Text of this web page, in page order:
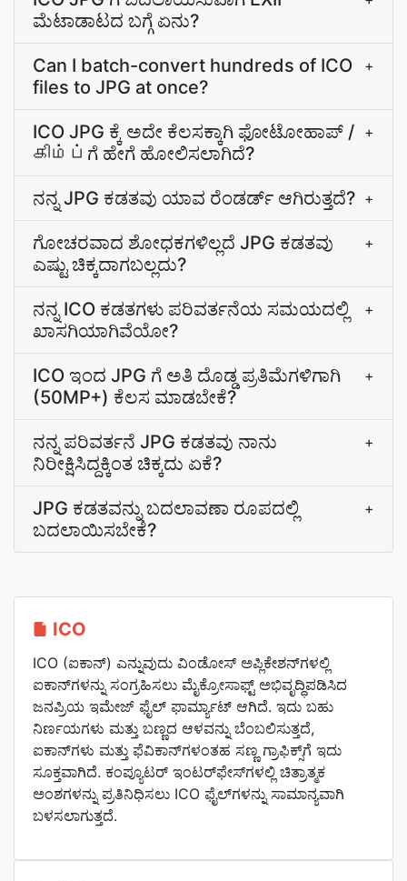
ಮೆಟಾಡಾಟದ ಬಗ್ಗೆ ಏನು?
Can I batch-convert hundreds of ICO
files to JPG at once?
+
ICO JPG ಕ್ಕೆ ಅದೇ ಕೆಲಸಕ್ಕಾಗಿ ಫೋಟೋಹಾಪ್‌ /
கிம்ப்‌ಗೆ ಹೇಗೆ ಹೋಲಿಸಲಾಗಿದೆ?
+
ನನ್ನ JPG ಕಡತವು ಯಾವ ರೆಂಡರ್ಡ್ ಆಗಿರುತ್ತದೆ? +
ಗೋಚರವಾದ ಶೋಧಕಗಳಿಲ್ಲದೆ JPG ಕಡತವು
ಎಷ್ಟು ಚಿಕ್ಕದಾಗಬಲ್ಲದು?
+
ನನ್ನ ICO ಕಡತಗಳು ಪರಿವರ್ತನೆಯ ಸಮಯದಲ್ಲಿ
ಖಾಸಗಿಯಾಗಿವೆಯೋ?
+
ICO ಇಂದ JPG ಗೆ ಅತಿ ದೊಡ್ಡ ಪ್ರತಿಮೆಗಳಿಗಾಗಿ
(50MP+) ಕೆಲಸ ಮಾಡಬೇಕೆ?
+
ನನ್ನ ಪರಿವರ್ತನೆ JPG ಕಡತವು ನಾನು
ನಿರೀಕ್ಷಿಸಿದ್ದಕ್ಕಿಂತ ಚಿಕ್ಕದು ಏಕೆ?
+
JPG ಕಡತವನ್ನು ಬದಲಾವಣಾ ರೂಪದಲ್ಲಿ
ಬದಲಾಯಿಸಬೇಕೆ?
+
ICO
ICO (ಐಕಾನ್) ಎನ್ನುವುದು ವಿಂಡೋಸ್ ಅಪ್ಲಿಕೇಶನ್‌ಗಳಲ್ಲಿ
ಐಕಾನ್‌ಗಳನ್ನು ಸಂಗ್ರಹಿಸಲು ಮೈಕ್ರೋಸಾಫ್ಟ್ ಅಭಿವೃದ್ಧಿಪಡಿಸಿದ
ಜನಪ್ರಿಯ ಇಮೇಜ್ ಫೈಲ್ ಫಾರ್ಮ್ಯಾಟ್ ಆಗಿದೆ. ಇದು ಬಹು
ನಿರ್ಣಯಗಳು ಮತ್ತು ಬಣ್ಣದ ಆಳವನ್ನು ಬೆಂಬಲಿಸುತ್ತದೆ,
ಐಕಾನ್‌ಗಳು ಮತ್ತು ಫೆವಿಕಾನ್‌ಗಳಂತಹ ಸಣ್ಣ ಗ್ರಾಫಿಕ್ಸ್‌ಗೆ ಇದು
ಸೂಕ್ತವಾಗಿದೆ. ಕಂಪ್ಯೂಟರ್ ಇಂಟರ್‌ಫೇಸ್‌ಗಳಲ್ಲಿ ಚಿತ್ರಾತ್ಮಕ
ಅಂಶಗಳನ್ನು ಪ್ರತಿನಿಧಿಸಲು ICO ಫೈಲ್‌ಗಳನ್ನು ಸಾಮಾನ್ಯವಾಗಿ
ಬಳಸಲಾಗುತ್ತದೆ.